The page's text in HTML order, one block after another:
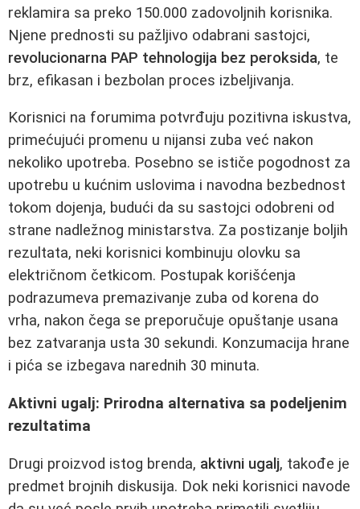
reklamira sa preko 150.000 zadovoljnih korisnika.
Njene prednosti su pažljivo odabrani sastojci,
revolucionarna PAP tehnologija bez peroksida, te
brz, efikasan i bezbolan proces izbeljivanja.
Korisnici na forumima potvrđuju pozitivna iskustva,
primećujući promenu u nijansi zuba već nakon
nekoliko upotreba. Posebno se ističe pogodnost za
upotrebu u kućnim uslovima i navodna bezbednost
tokom dojenja, budući da su sastojci odobreni od
strane nadležnog ministarstva. Za postizanje boljih
rezultata, neki korisnici kombinuju olovku sa
električnom četkicom. Postupak korišćenja
podrazumeva premazivanje zuba od korena do
vrha, nakon čega se preporučuje opuštanje usana
bez zatvaranja usta 30 sekundi. Konzumacija hrane
i pića se izbegava narednih 30 minuta.
Aktivni ugalj: Prirodna alternativa sa podeljenim
rezultatima
Drugi proizvod istog brenda, aktivni ugalj, takođe je
predmet brojnih diskusija. Dok neki korisnici navode